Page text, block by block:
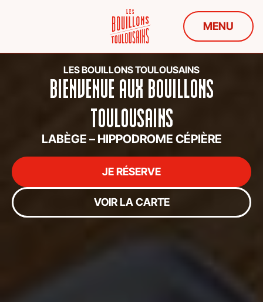
MENU
LES BOUILLONS TOULOUSAINS​
BIENVENUE AUX BOUILLONS
TOULOUSAINS
LABÈGE – HIPPODROME CÉPIÈRE
JE RÉSERVE
VOIR LA CARTE